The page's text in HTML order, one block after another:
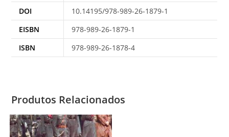
DOI
10.14195/978-989-26-1879-1
EISBN
978-989-26-1879-1
ISBN
978-989-26-1878-4
Produtos Relacionados